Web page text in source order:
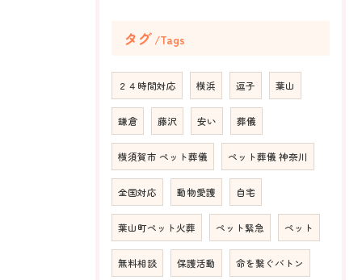
タグ Tags
２４時間対応 横浜 逗子 葉山
鎌倉 藤沢 安い 葬儀
横須賀市 ペット葬儀 ペット葬儀 神奈川
全国対応 動物愛護 自宅
葉山町ペット火葬 ペット緊急 ペット
無料相談 保護活動 命を繋ぐバトン